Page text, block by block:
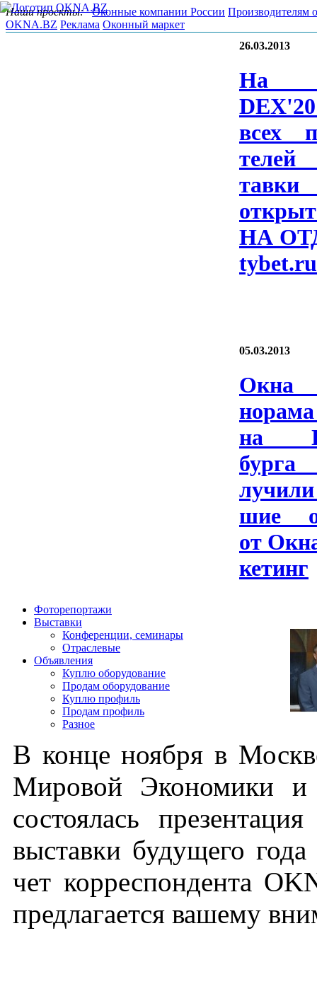
Наши проекты:Оконные компании России Производителям
OKNA.BZ Реклама Оконный маркет
26.03.2013
На
всех
тавки
НА
05.03.2013
на
шие
от
ке­тинг
Фоторепортажи
Выставки
Конференции, семинары
Отраслевые
Объявления
Куплю оборудование
Продам оборудование
Куплю профиль
Продам профиль
Разное
В кон­це но­яб­ря в
Ми­ровой Эко­номи­ки
сос­то­ялась
выс­тавки бу­дуще­го
чет кор­респон­дента
пред­ла­га­ет­ся ва­шему